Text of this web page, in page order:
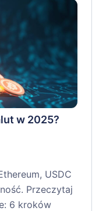
w 2025?
USDC
Przeczytaj
6 kroków